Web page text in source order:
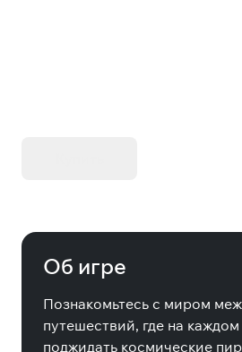
Об игре
Познакомьтесь с миром
путешествий, где на каждом
поджидать космические